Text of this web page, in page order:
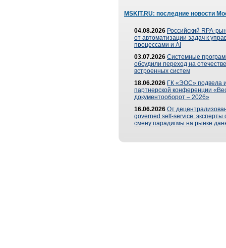
MSKIT.RU: последние новости
04.08.2026 Российский RPA-
от автоматизации задач к
процессами и AI
03.07.2026 Системные
обсудили переход на
встроенных систем
18.06.2026 ГК «ЭОС» подвела
партнерской конференции
документооборот – 2026»
16.06.2026 От
governed self-service: эксперты
смену парадигмы на рынке